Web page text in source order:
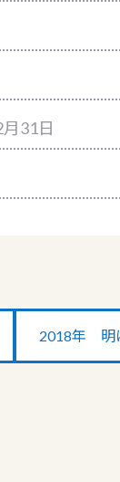
月31日
2018年 明